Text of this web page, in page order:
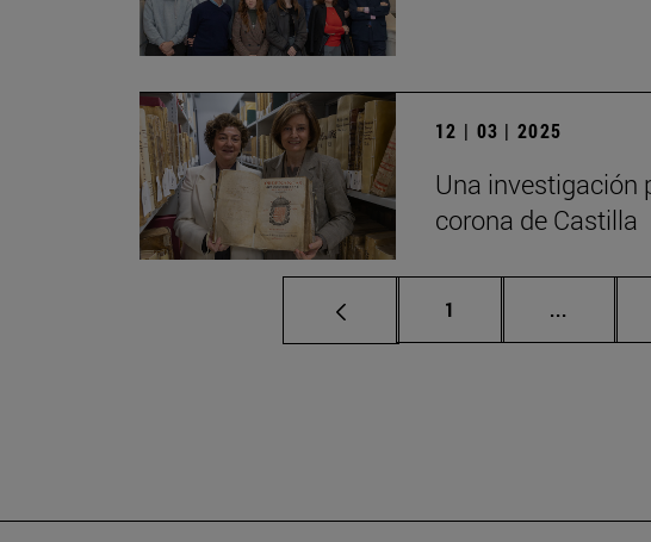
12 | 03 | 2025
Una investigación
corona de Castilla
Página
1 ...